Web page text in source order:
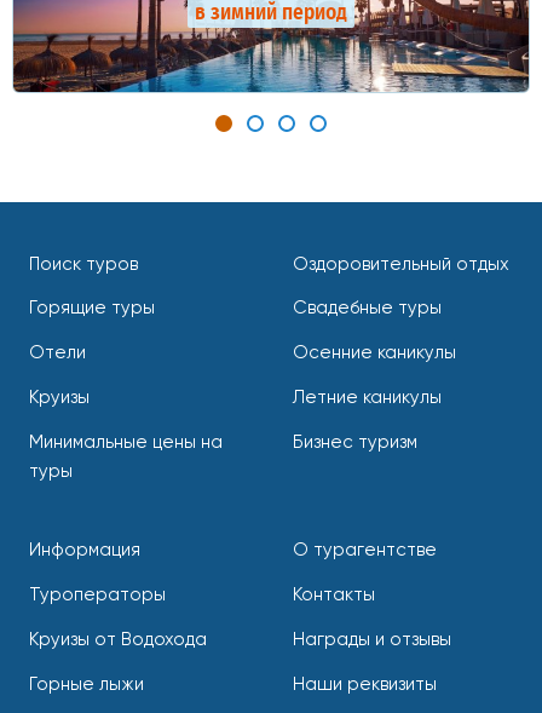
в зимний период
Поиск туров
Горящие туры
Отели
Круизы
Минимальные цены на
туры
Оздоровительный отдых
Свадебные туры
Осенние каникулы
Летние каникулы
Бизнес туризм
Информация
Туроператоры
Круизы от Водохода
Горные лыжи
О турагентстве
Контакты
Награды и отзывы
Наши реквизиты